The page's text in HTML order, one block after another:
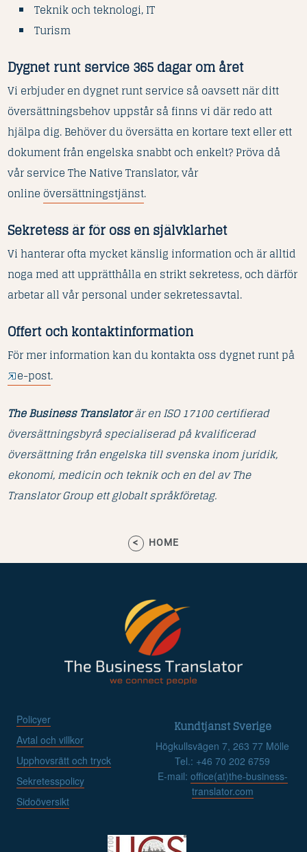
Teknik och teknologi, IT
Turism
Dygnet runt service 365 dagar om året
Vi erbjuder en dygnet runt service så oavsett när ditt
översättningsbehov uppstår så finns vi där redo att
hjälpa dig. Behöver du översätta en kortare text eller ett
dokument från engelska snabbt och enkelt? Pröva då
vår service The Native Translator, vår
online översättningstjänst.
Sekretess är för oss en självklarhet
Vi hanterar ofta mycket känslig information och är alltid
noga med att upprätthålla en strikt sekretess, och därför
arbetar all vår personal under sekretessavtal.
Offert och kontaktinformation
För mer information kan du kontakta oss dygnet runt på
e-post.
The Business Translatorär en ISO 17100 certifierad
översättningsbyrå specialiserad på kvalificerad
översättning från engelska till svenska inom juridik,
ekonomi, medicin och teknik och en del av The
Translator Group ett globalt språkföretag.
HOME
Policyer
Avtal och villkor
Upphovsrätt och tryck
Sekretesspolicy
Sidoöversikt
Kundtjänst Sverige
Högkullsvägen 7, 263 77 Mölle
Tel.: +46 70 202 6759
E-mail: office(at)the-business-
translator.com